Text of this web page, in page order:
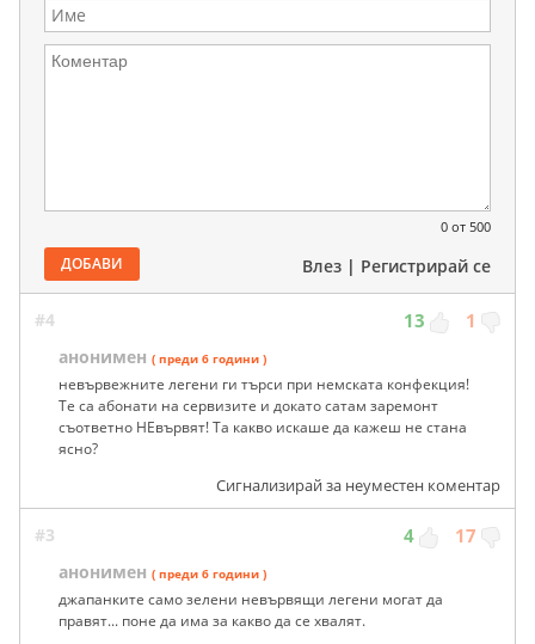
0 от 500
ДОБАВИ Влез | Регистрирай се
#4 13 1
анонимен ( преди 6 години )
невървежните легени ги търси при немската конфекция!
Те са абонати на сервизите и докато сатам заремонт
съответно НЕвървят! Та какво искаше да кажеш не стана
ясно?
Сигнализирай за неуместен коментар
#3 4 17
анонимен ( преди 6 години )
джапанките само зелени невървящи легени могат да
правят... поне да има за какво да се хвалят.